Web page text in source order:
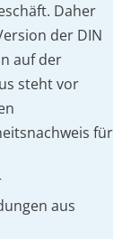
Daher
der DIN
auf der
steht vor
für
aus